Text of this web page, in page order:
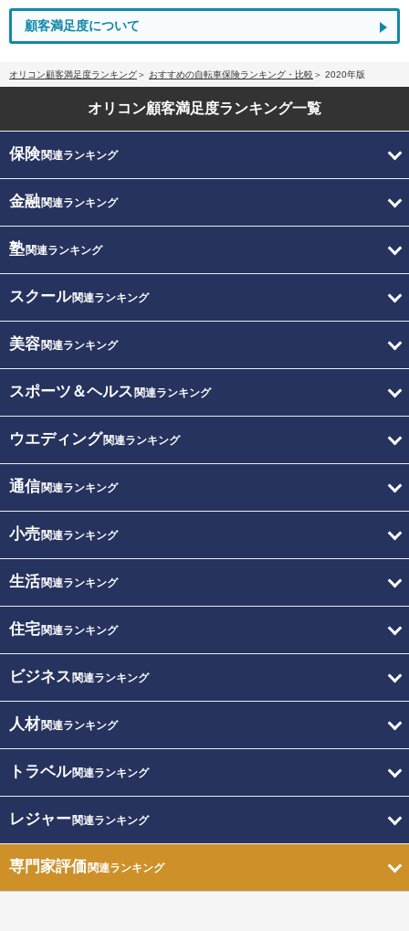
顧客満足度について
オリコン顧客満足度ランキング おすすめの自転車保険ランキング・比較 2020年版
オリコン顧客満足度ランキング一覧
保険関連ランキング
金融関連ランキング
塾関連ランキング
スクール関連ランキング
美容関連ランキング
スポーツ＆ヘルス 関連ランキング
ウエディング関連ランキング
通信関連ランキング
小売関連ランキング
生活関連ランキング
住宅関連ランキング
ビジネス 関連ランキング
人材関連ランキング
トラベル関連ランキング
レジャー関連ランキング
専門家評価関連ランキング